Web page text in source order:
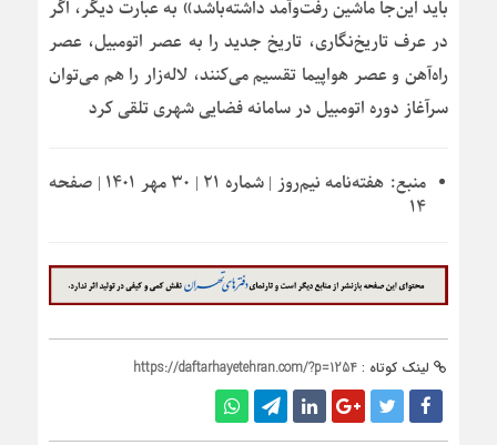
باید این‌جا ماشین رفت‌وآمد داشته‌باشد» به عبارت دیگر، اگر
در عرف تاریخ‌نگاری، تاریخ جدید را به عصر اتومبیل، عصر
راه‌آهن و عصر هواپیما تقسیم می‌کنند، لاله‌زار را هم می‌توان
سرآغاز دوره اتومبیل در سامانه فضایی شهری تلقی کرد
منبع:
هفته‌نامه نیم‌روز | شماره ۲۱ | ۳۰ مهر ۱۴۰۱ | صفحه
۱۴
لینک کوتاه : https://daftarhayetehran.com/?p=1254